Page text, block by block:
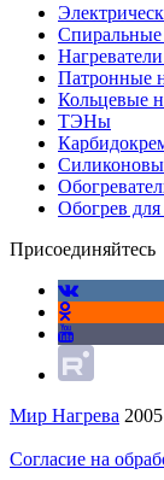
Спиральные
Патронные
Кольцевые
ТЭНы
Обогрев
Присоединяйтесь
Мир Нагрева
Согласие на